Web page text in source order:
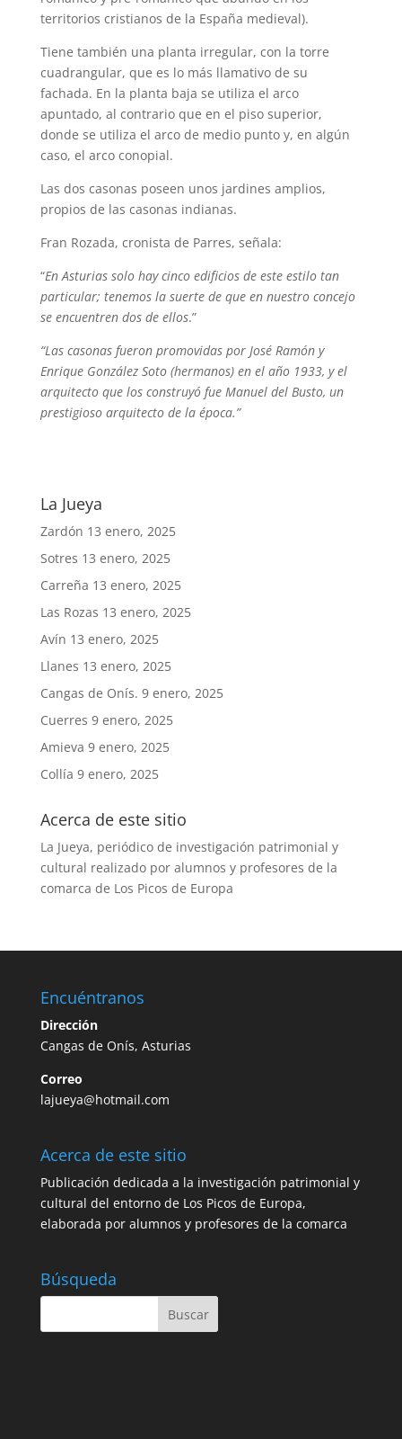
territorios cristianos de la España medieval).
Tiene también una planta irregular, con la torre
cuadrangular, que es lo más llamativo de su
fachada. En la planta baja se utiliza el arco
apuntado, al contrario que en el piso superior,
donde se utiliza el arco de medio punto y, en algún
caso, el arco conopial.
Las dos casonas poseen unos jardines amplios,
propios de las casonas indianas.
Fran Rozada, cronista de Parres, señala:
“En Asturias solo hay cinco edificios de este estilo tan
particular; tenemos la suerte de que en nuestro concejo
se encuentren dos de ellos.”
“Las casonas fueron promovidas por José Ramón y
Enrique González Soto (hermanos) en el año 1933, y el
arquitecto que los construyó fue Manuel del Busto, un
prestigioso arquitecto de la época.”
La Jueya
Zardón 13 enero, 2025
Sotres 13 enero, 2025
Carreña 13 enero, 2025
Las Rozas 13 enero, 2025
Avín 13 enero, 2025
Llanes 13 enero, 2025
Cangas de Onís. 9 enero, 2025
Cuerres 9 enero, 2025
Amieva 9 enero, 2025
Collía 9 enero, 2025
Acerca de este sitio
La Jueya, periódico de investigación patrimonial y
cultural realizado por alumnos y profesores de la
comarca de Los Picos de Europa
Encuéntranos
Dirección
Cangas de Onís, Asturias
Correo
lajueya@hotmail.com
Acerca de este sitio
Publicación dedicada a la investigación patrimonial y
cultural del entorno de Los Picos de Europa,
elaborada por alumnos y profesores de la comarca
Búsqueda